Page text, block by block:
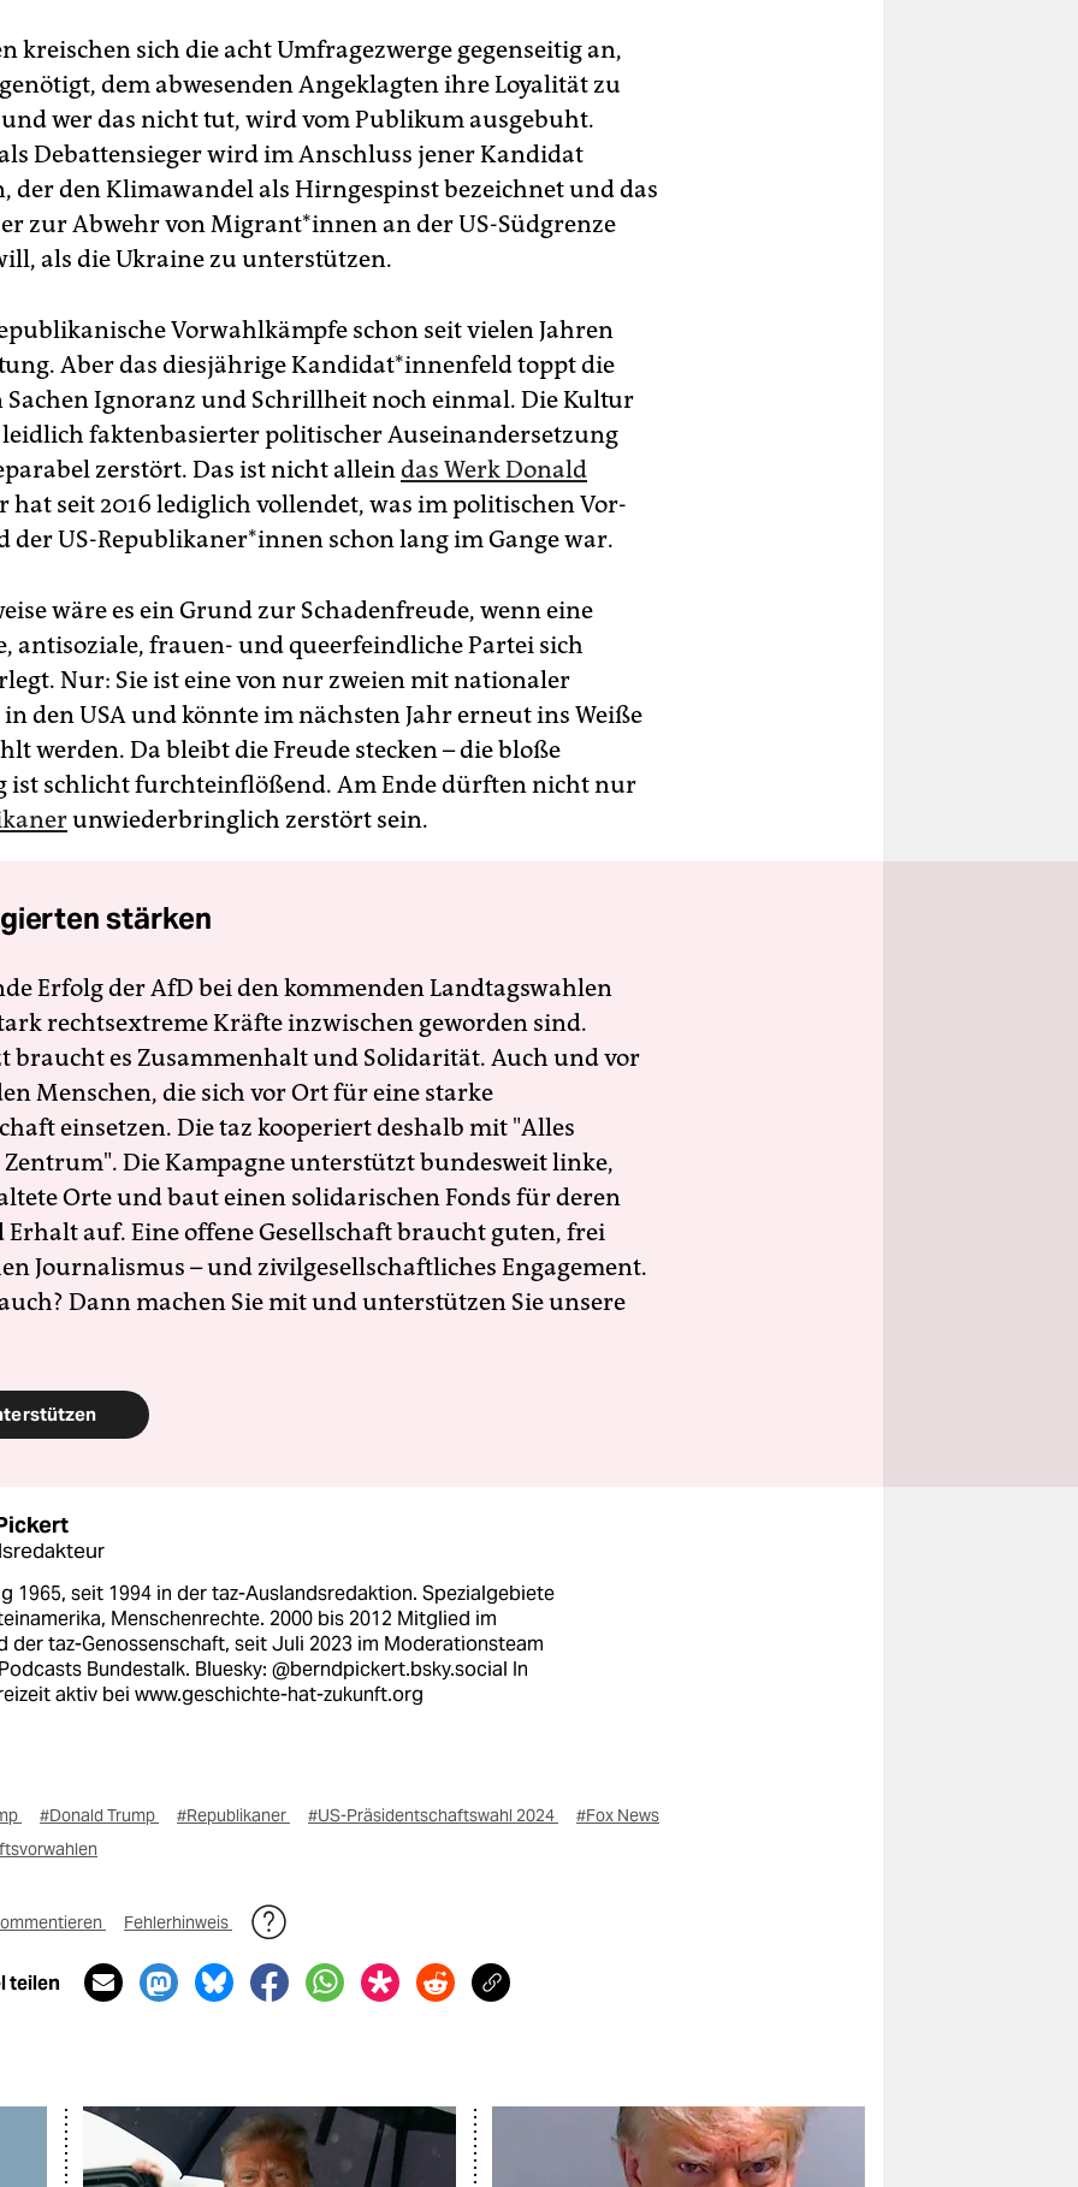
kreischen sich die acht Umfragezwerge gegenseitig an,
dem abwesenden Angeklagten ihre Loyalität zu
wer das nicht tut, wird vom Publikum ausgebuht.
Debattensieger wird im Anschluss jener Kandidat
der den Klimawandel als Hirngespinst bezeichnet und das
zur Abwehr von Mi­gran­t*in­nen an der US-Südgrenze
als die Ukraine zu unterstützen.
Vorwahlkämpfe schon seit vielen Jahren
Aber das diesjährige Kan­di­da­t*in­nen­feld toppt die
Sachen Ignoranz und Schrillheit noch einmal. Die Kultur
faktenbasierter politischer Auseinandersetzung
zerstört. Das ist nicht alleindas Werk Donald
hat seit 2016 lediglich vollendet, was im politischen Vor-
der US-Republikaner*innen schon lang im Gange war.
wäre es ein Grund zur Schadenfreude, wenn eine
antisoziale, frauen- und queerfeindliche Partei sich
Nur: Sie ist eine von nur zweien mit nationaler
den USA und könnte im nächsten Jahr erneut ins Weiße
werden. Da bleibt die Freude stecken – die bloße
ist schlicht furchteinflößend. Am Ende dürften nicht nur
unwiederbringlich zerstört sein.
stärken
Erfolg der AfD bei den kommenden Landtagswahlen
rechtsextreme Kräfte inzwischen geworden sind.
braucht es Zusammenhalt und Solidarität. Auch und vor
Menschen, die sich vor Ort für eine starke
einsetzen. Die taz kooperiert deshalb mit "Alles
Die Kampagne unterstützt bundesweit linke,
Orte und baut einen solidarischen Fonds für deren
Erhalt auf. Eine offene Gesellschaft braucht guten, frei
Journalismus – und zivilgesellschaftliches Engagement.
Dann machen Sie mit und unterstützen Sie unsere
1965, seit 1994 in der taz-Auslandsredaktion. Spezialgebiete
Menschenrechte. 2000 bis 2012 Mitglied im
der taz-Genossenschaft, seit Juli 2023 im Moderationsteam
Bundestalk. Bluesky: @berndpickert.bsky.social In
aktiv bei www.geschichte-hat-zukunft.org
#Donald Trump #Republikaner #US-Präsidentschaftswahl 2024
#Fox News
Fehlerhinweis
teilen